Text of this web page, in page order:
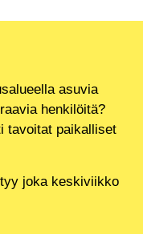
asuvia
henkilöitä?
tavoitat paikalliset
joka keskiviikko